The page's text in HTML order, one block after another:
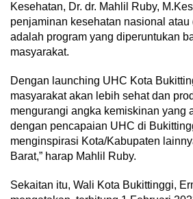
Kesehatan, Dr. dr. Mahlil Ruby,
penjaminan kesehatan nasional atau
adalah program yang diperuntukan
masyarakat.
Dengan launching UHC Kota
masyarakat akan lebih sehat dan
mengurangi angka kemiskinan yang
dengan pencapaian UHC di
menginspirasi Kota/Kabupaten
Barat,” harap Mahlil Ruby.
Sekaitan itu, Wali Kota Bukittinggi,